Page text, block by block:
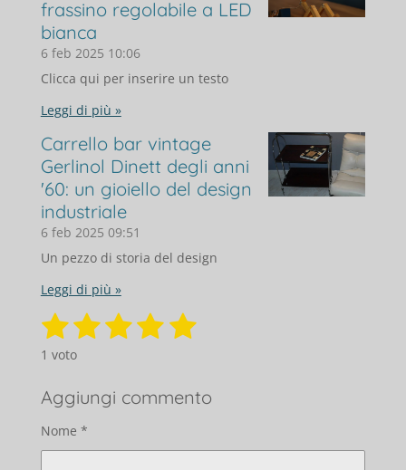
frassino regolabile a LED
bianca
6 feb 2025 10:06
Clicca qui per inserire un testo
Leggi di più »
Carrello bar vintage
Gerlinol Dinett degli anni
'60: un gioiello del design
industriale
6 feb 2025 09:51
Un pezzo di storia del design
Leggi di più »
V
a
l
t
z
i
1
s
t
e
l
2
s
t
e
l
3
t
e
l
4
e
l
5
e
l
I
i
u
1 voto
Aggiungi commento
Nome *